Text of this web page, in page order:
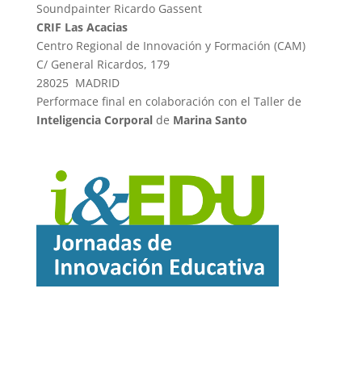
Soundpainter Ricardo Gassent
CRIF Las Acacias
Centro Regional de Innovación y Formación (CAM)
C/ General Ricardos, 179
28025 MADRID
Performace final en colaboración con el Taller de
Inteligencia Corporalde Marina Santo